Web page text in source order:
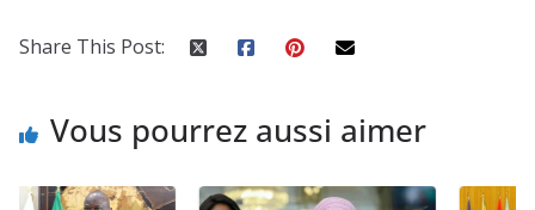
Share This Post:
Vous pourrez aussi aimer